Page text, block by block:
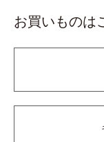
お買いものは